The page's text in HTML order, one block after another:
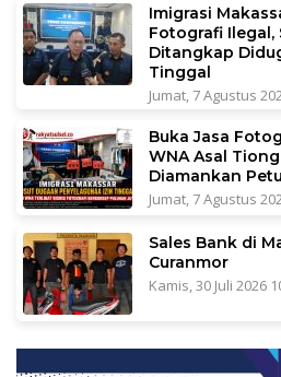
Imigrasi
Fotografi Ilegal,
Ditangkap
Tinggal
Jumat, 7 Agustus
Buka Jasa
WNA Asal
Diamankan
Jumat, 7 Agustus
Sales Bank di
Curanmor
Kamis, 30 Juli 2026